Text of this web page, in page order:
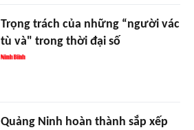
Trọng trách của những “người vác
tù và" trong thời đại số
Quảng Ninh hoàn thành sắp xếp